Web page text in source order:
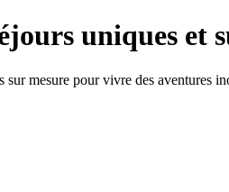
uniques et
sur mesure pour vivre des aventures